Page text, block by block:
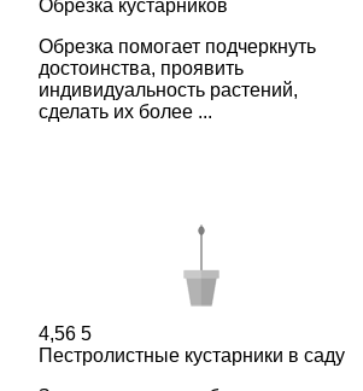
Обрезка кустарников
Обрезка помогает подчеркнуть
достоинства, проявить
индивидуальность растений,
сделать их более ...
4,56 5
Пестролистные кустарники в саду